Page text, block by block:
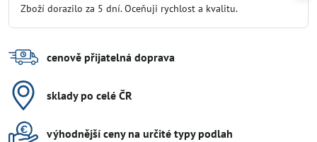
5
Zboží dorazilo za 5 dní. Oceňuji rychlost a kvalitu.
cenově přijatelná doprava
sklady po celé ČR
výhodnější ceny na určité typy podlah